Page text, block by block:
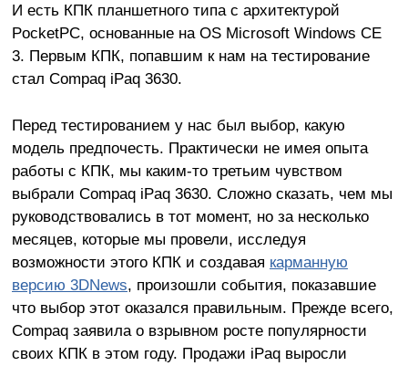
И есть КПК планшетного типа с архитектурой
PocketPC, основанные на OS Microsoft Windows CE
3. Первым КПК, попавшим к нам на тестирование
стал Compaq iPaq 3630.
Перед тестированием у нас был выбор, какую
модель предпочесть. Практически не имея опыта
работы с КПК, мы каким-то третьим чувством
выбрали Compaq iPaq 3630. Сложно сказать, чем мы
руководствовались в тот момент, но за несколько
месяцев, которые мы провели, исследуя
возможности этого КПК и создавая карманную
версию 3DNews, произошли события, показавшие
что выбор этот оказался правильным. Прежде всего,
Compaq заявила о взрывном росте популярности
своих КПК в этом году. Продажи iPaq выросли